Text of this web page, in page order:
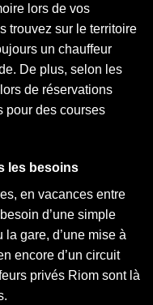
lors de vos
trouvez sur le territoire
un chauffeur
De plus, selon les
de réservations
pour des courses
les besoins
en vacances entre
d’une simple
la gare, d’une mise à
encore d’un circuit
privés Riom sont là